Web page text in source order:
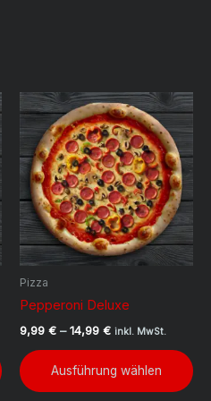
Dieses
Produkt
weist
Pizza
Pepperoni Deluxe
9,99 € –14,99 €Preisspanne:
14,99 €
inkl. MwSt.
Ausführung wählen